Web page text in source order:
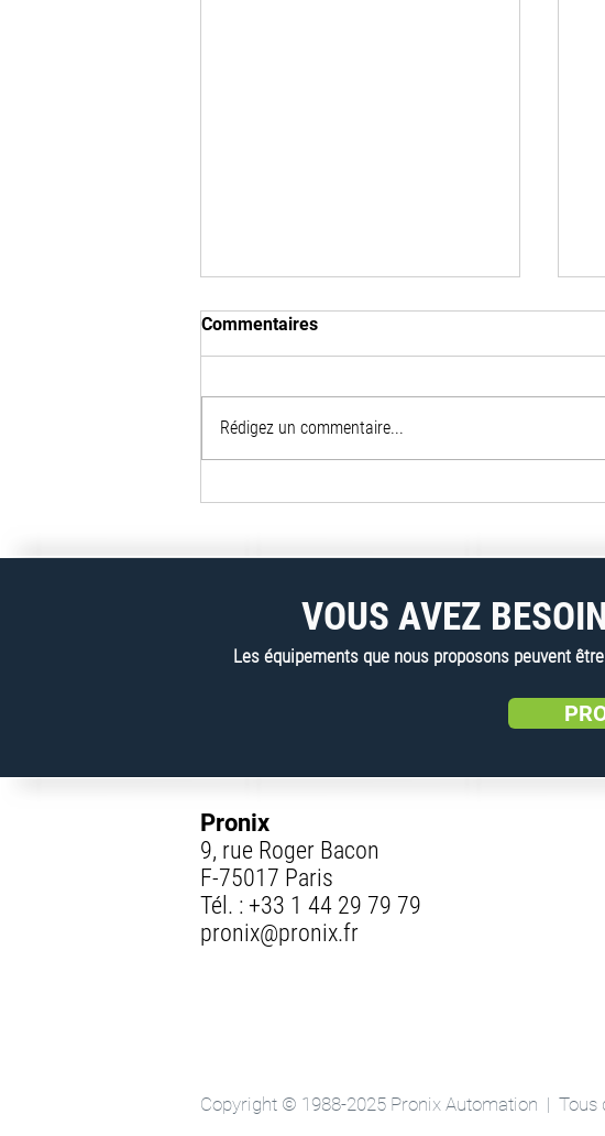
partenariat YS Reclamation &
Commentaires
Rédigez un commentaire...
VOUS AVEZ
Les équipements que nous proposons peuvent
Pronix
9, rue Roger Bacon
F-75017 Paris
Tél. : +33 1 44 29 79 79
pronix@pronix.fr
Copyright © 1988-2025 Pronix Automation | Tous